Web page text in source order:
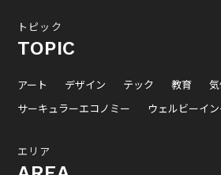
トピック
TOPIC
アート デザイン テック 教育
サーキュラーエコノミー
ウェルビーイ
エリア